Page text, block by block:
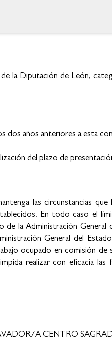
la Diputación de León,
dos años anteriores a esta
del plazo de
las circunstancias
En todo caso el
de la Administración
General del
ocupado en comisión de
realizar con eficacia las
A CENTRO